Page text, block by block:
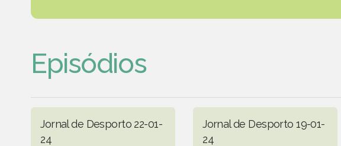
Episódios
Jornal de Desporto 22-01-
24
Jornal de Desporto 19-01-
24